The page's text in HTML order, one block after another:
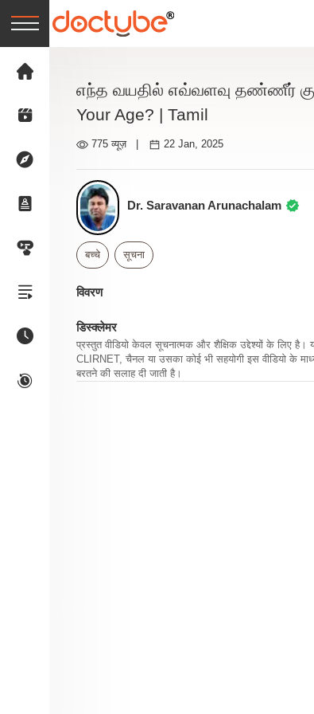
எந்த வயதில் எவ்வளவு தண்ணீர்
Your Age? | Tamil
775 व्यूज़ 22 Jan, 2025
Dr. Saravanan Arunachalam
बच्चे सूचना
विवरण
डिस्क्लेमर
प्रस्तुत वीडियो केवल सूचनात्मक और शैक्षिक उद्देश्यों के लिए है।
CLIRNET, चैनल या उसका कोई भी सहयोगी इस वीडियो के
बरतने की सलाह दी जाती है।